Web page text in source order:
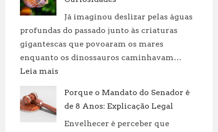
é
Diferença?
Já imaginou deslizar pelas águas
profundas do passado junto às criaturas
gigantescas que povoaram os mares
enquanto os dinossauros caminhavam…
Leia mais
Aquáticos:
Tipos
Porque o Mandato do Senador é
de 8 Anos: Explicação Legal
Envelhecer é perceber que